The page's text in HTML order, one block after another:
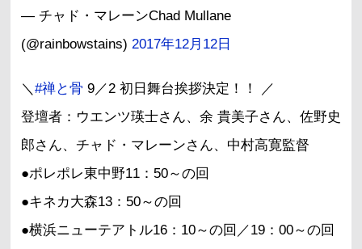
— チャド・マレーンChad Mullane
(@rainbowstains) 2017年12月12日
＼ #禅と骨 9／2 初日舞台挨拶決定！！ ／
登壇者：ウエンツ瑛士さん、余 貴美子さん、佐野史
郎さん、チャド・マレーンさん、中村高寛監督
●ポレポレ東中野11：50～の回
●キネカ大森13：50～の回
●横浜ニューテアトル16：10～の回／19：00～の回